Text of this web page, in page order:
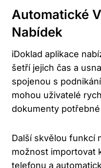
Automatické
Nabídek
iDoklad aplikace
šetří jejich čas a
spojenou s
mohou uživatelé
dokumenty
Další skvělou funkcí
možnost importovat
telefonu a